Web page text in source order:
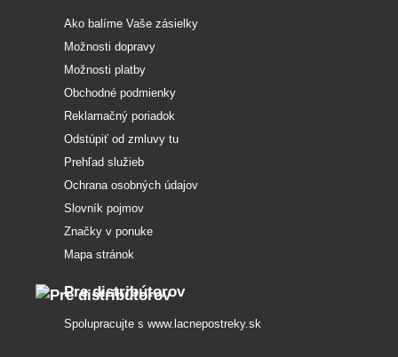
Ako balíme Vaše zásielky
Možnosti dopravy
Možnosti platby
Obchodné podmienky
Reklamačný poriadok
Odstúpiť od zmluvy tu
Prehľad služieb
Ochrana osobných údajov
Slovník pojmov
Značky v ponuke
Mapa stránok
Pre distribútorov
Spolupracujte s www.lacnepostreky.sk